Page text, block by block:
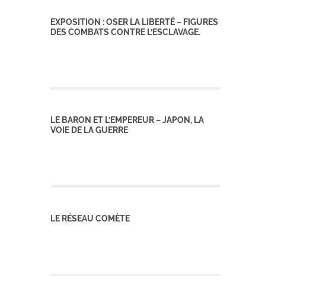
EXPOSITION : OSER LA LIBERTÉ – FIGURES
DES COMBATS CONTRE L’ESCLAVAGE.
LE BARON ET L’EMPEREUR – JAPON, LA
VOIE DE LA GUERRE
LE RÉSEAU COMÈTE